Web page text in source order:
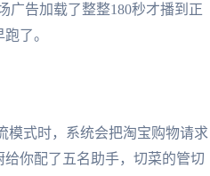
广告加载了整整180秒才播到正
了。
模式时，系统会把淘宝购物请求
你配了五名助手，切菜的管切